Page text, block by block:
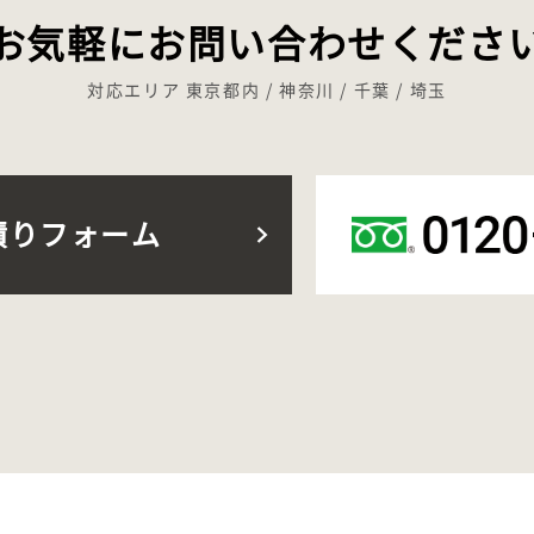
気軽にお問い合わせくださ
対応エリア 東京都内 / 神奈川 / 千葉 / 埼玉
フォーム